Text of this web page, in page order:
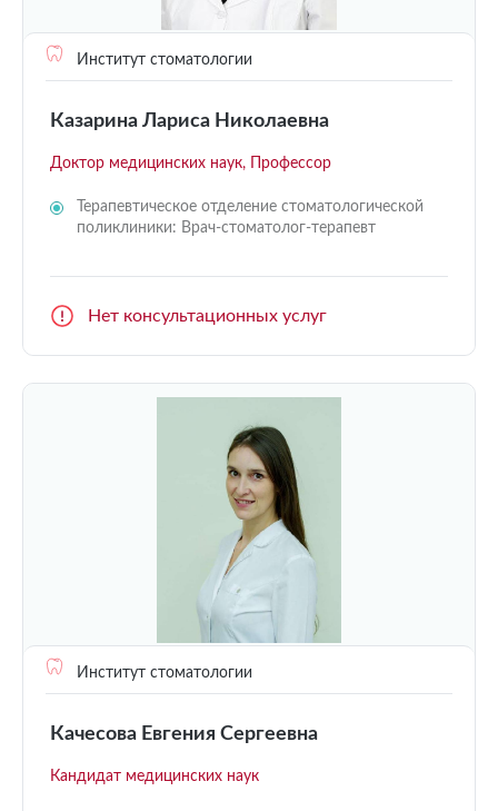
Институт стоматологии
Казарина Лариса Николаевна
Доктор медицинских наук, Профессор
Терапевтическое отделение стоматологической
поликлиники: Врач-стоматолог-терапевт
Нет консультационных услуг
Институт стоматологии
Качесова Евгения Сергеевна
Кандидат медицинских наук